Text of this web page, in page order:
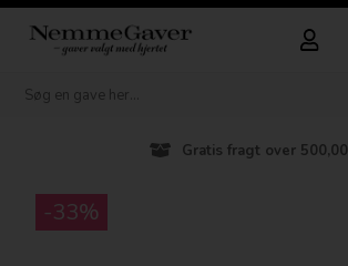
Gratis fragt over 500,00
-33%